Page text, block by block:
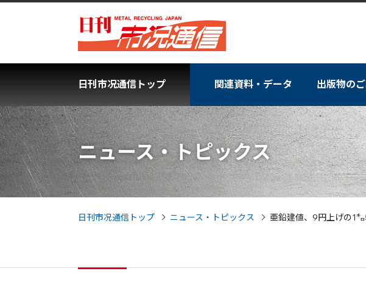
日刊市况通信トップ 関連資料・データ 出版物の
ニュース・トピックス
日刊市况通信トップ ニュース・トピックス 亜鉛建値、9円上げの1